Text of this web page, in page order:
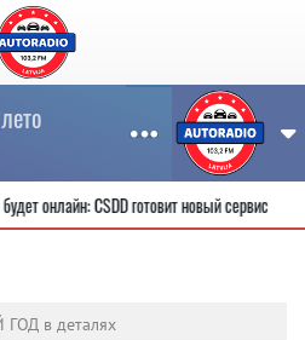
онлайн: CSDD готовит новый сервис
в деталях